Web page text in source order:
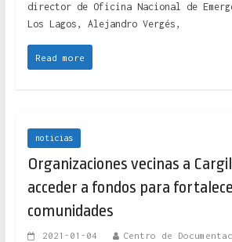
director de Oficina Nacional de
Los Lagos, Alejandro Vergés,
Read more
noticias
Organizaciones vecinas a
acceder a fondos para
comunidades
2021-01-04 Centro de